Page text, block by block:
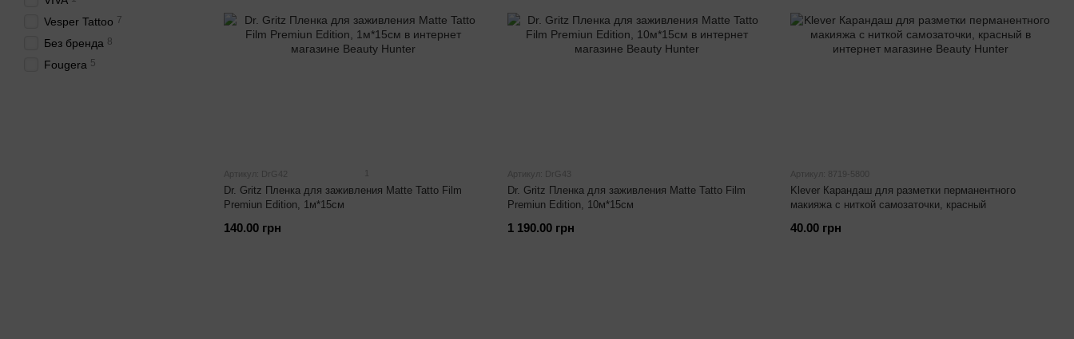
Артикул: DrG42
Dr. Gritz Пленка для заживления Matte Tatto Film
Premiun Edition, 1м*15см
140.00 грн
Артикул: DrG43
Dr. Gritz Пленка для заживления Matte Tatto Film
Premiun Edition, 10м*15см
1 190.00 грн
Артикул: 8719-5800
Klever Карандаш для разметки перманентного
макияжа с ниткой самозаточки, красный
40.00 грн
Vesper Tattoo 7
Без бренда 8
Fougera 5